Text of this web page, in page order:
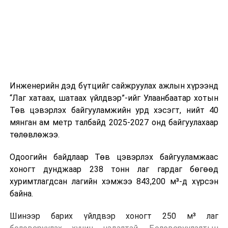
өдөр тутмын ажлын бэлэн байдлыг хангах зэрэг
практик ур чадварыг сургалтын хөтөлбөрт тусгажээ.
Сургалтыг танилцуулах лекц, асуулт-хариулт,
жишээнд суурилсан сургалт, багаар ажиллах дасгал,
танилцах, онцгой нөхцөлд ажиллах дадлага зэрэг
онол, практик хосолсон хэлбэрээр зохион байгуулж
байна.
зохион байгуулах Үндэсний хорооны Ажлын алба,
Инженерийн дэд бүтцийг сайжруулах ажлын хүрээнд
“Лаг хатаах, шатаах үйлдвэр”-ийг Улаанбаатар хотын
Төв цэвэрлэх байгууламжийн урд хэсэгт, нийт 40
мянган ам метр талбайд 2025-2027 онд байгуулахаар
төлөвлөжээ.
Одоогийн байдлаар Төв цэвэрлэх байгууламжаас
хоногт дунджаар 238 тонн лаг гардаг бөгөөд
хуримтлагдсан лагийн хэмжээ 843,200 м³-д хүрсэн
байна.
Шинээр барих үйлдвэр хоногт 250 м³ лаг